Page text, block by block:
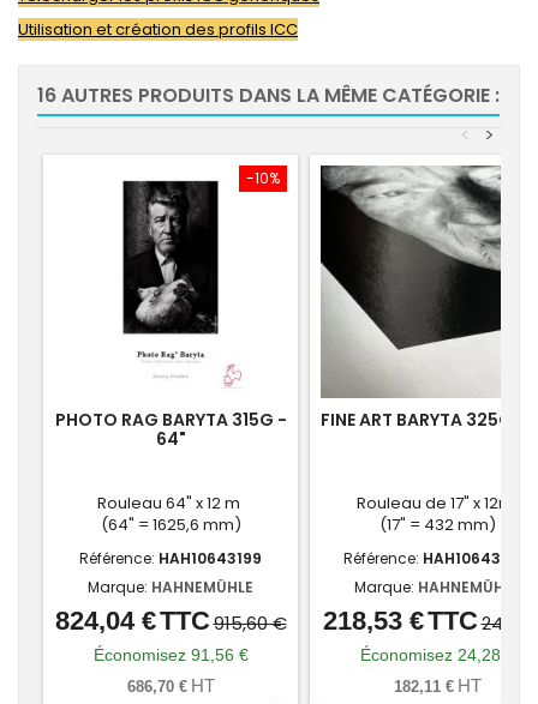
Utilisation et création des profils ICC
16 AUTRES PRODUITS DANS LA MÊME CATÉGORIE :
>
<
-10%
PHOTO RAG BARYTA 315G -
64"
Rouleau 64" x 12 m
(64" = 1625,6 mm)
Référence: HAH10643199
Marque: HAHNEMÜHLE
Prix
Prix
de
base
824,04 €TTC915,60 €
Économisez 91,56 €
686,70 € HT
FINE ART BARYTA 325G -
Rouleau de 17" x 12m
(17" = 432 mm)
Référence: HAH10643476
Marque: HAHNEMÜHLE
Prix
Prix
de
base
218,53 €TTC
Économisez 24,28 €
182,11 € HT